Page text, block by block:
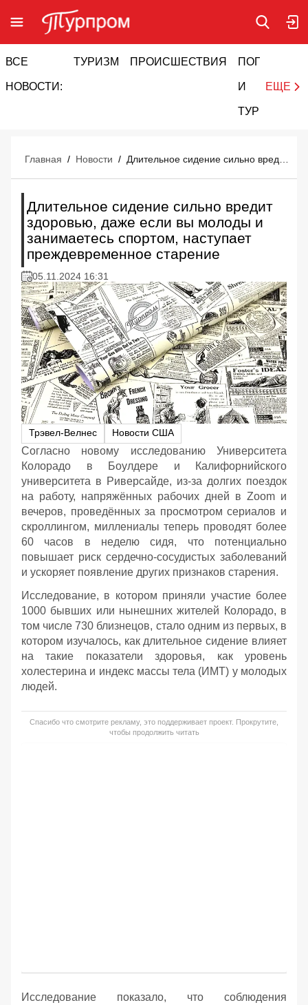
ВСЕ
НОВОСТИ:
ТУРИЗМ ПРОИСШЕСТВИЯ ПОГОДА
И
ТУРИЗМ
ЕЩЕ
Главная / Новости /
Длительное сидение сильно вредит
здоровью, даже если вы молоды и
занимаетесь спортом, наступает
преждевременное старение
05.11.2024 16:31
Трэвел-Велнес Новости США
Согласно новому исследованию Университета
Колорадо в Боулдере и Калифорнийского
университета в Риверсайде, из-за долгих поездок
на работу, напряжённых рабочих дней в Zoom и
вечеров, проведённых за просмотром сериалов и
скроллингом, миллениалы теперь проводят более
60 часов в неделю сидя, что потенциально
повышает риск сердечно-сосудистых заболеваний
и ускоряет появление других признаков старения.
Исследование, в котором приняли участие более
1000 бывших или нынешних жителей Колорадо, в
том числе 730 близнецов, стало одним из первых, в
котором изучалось, как длительное сидение влияет
на такие показатели здоровья, как уровень
холестерина и индекс массы тела (ИМТ) у молодых
людей.
Спасибо что смотрите рекламу, это поддерживает проект. Прокрутите,
чтобы продолжить читать
Исследование показало, что соблюдения